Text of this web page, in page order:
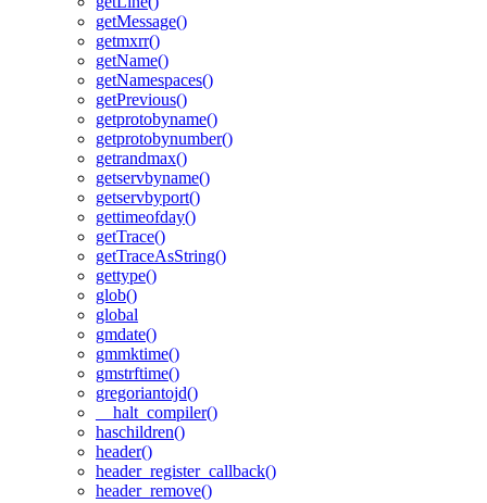
getMessage()
getmxrr()
getName()
getNamespaces()
getPrevious()
getprotobyname()
getprotobynumber()
getrandmax()
getservbyname()
getservbyport()
gettimeofday()
getTrace()
getTraceAsString()
gettype()
glob()
global
gmdate()
gmmktime()
gmstrftime()
gregoriantojd()
__halt_compiler()
haschildren()
header()
header_register_callback()
header_remove()